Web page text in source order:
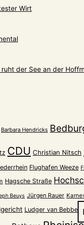
Wirt
ruht der See an der
Barbara Hendricks
CDU Christian Nitsch
Flughafen Weeze
Hagsche Straße
Beuys Jürgen Rauer
Ludger van Bebber